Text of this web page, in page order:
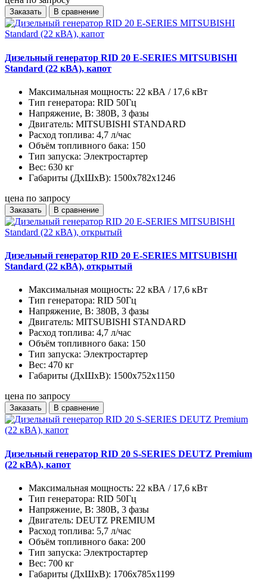
Заказать В сравнение
Дизельный генератор RID 20 E-SERIES MITSUBISHI
Standard (22 кВА), капот
Максимальная мощность: 22 кВА / 17,6 кВт
Тип генератора: RID 50Гц
Напряжение, В: 380В, 3 фазы
Двигатель: MITSUBISHI STANDARD
Расход топлива: 4,7 л/час
Объём топливного бака: 150
Тип запуска: Электростартер
Вес: 630 кг
Габариты (ДхШхВ): 1500x782x1246
цена по запросу
Заказать В сравнение
Дизельный генератор RID 20 E-SERIES MITSUBISHI
Standard (22 кВА), открытый
Максимальная мощность: 22 кВА / 17,6 кВт
Тип генератора: RID 50Гц
Напряжение, В: 380В, 3 фазы
Двигатель: MITSUBISHI STANDARD
Расход топлива: 4,7 л/час
Объём топливного бака: 150
Тип запуска: Электростартер
Вес: 470 кг
Габариты (ДхШхВ): 1500x752x1150
цена по запросу
Заказать В сравнение
Дизельный генератор RID 20 S-SERIES DEUTZ Premium
(22 кВА), капот
Максимальная мощность: 22 кВА / 17,6 кВт
Тип генератора: RID 50Гц
Напряжение, В: 380В, 3 фазы
Двигатель: DEUTZ PREMIUM
Расход топлива: 5,7 л/час
Объём топливного бака: 200
Тип запуска: Электростартер
Вес: 700 кг
Габариты (ДхШхВ): 1706x785x1199